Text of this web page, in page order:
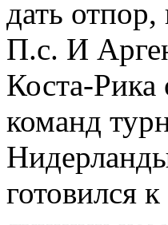
дать
П.с. И
Коста-Рика
команд
готовился